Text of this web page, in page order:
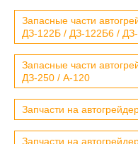
Запасные части
ДЗ-122Б / ДЗ-122Б6 /
Запасные части
ДЗ-250 / А-120
Запчасти на
Запчасти на